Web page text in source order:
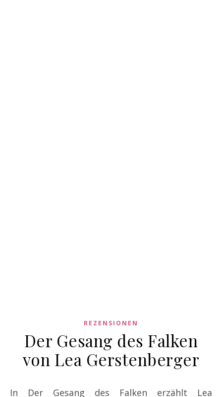
REZENSIONEN
Der Gesang des Falken
von Lea Gerstenberger
In Der Gesang des Falken erzählt Lea